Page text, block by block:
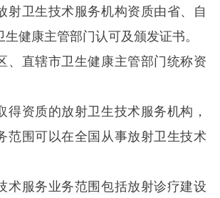
生技术服务机构资质由省、自
健康主管部门认可及颁发证书。
直辖市卫生健康主管部门统称资
质的放射卫生技术服务机构，
范围可以在全国从事放射卫生技术
服务业务范围包括放射诊疗建设